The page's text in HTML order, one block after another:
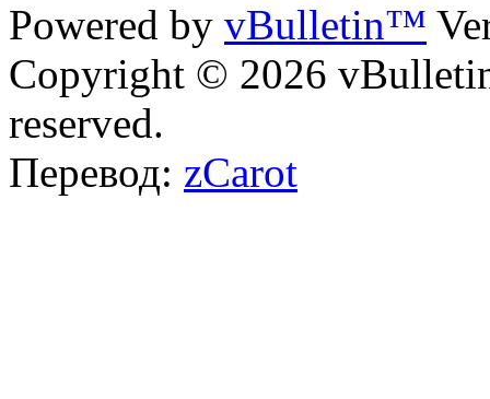
Powered by vBulletin™
Copyright © 2026
reserved.
Перевод: zCarot